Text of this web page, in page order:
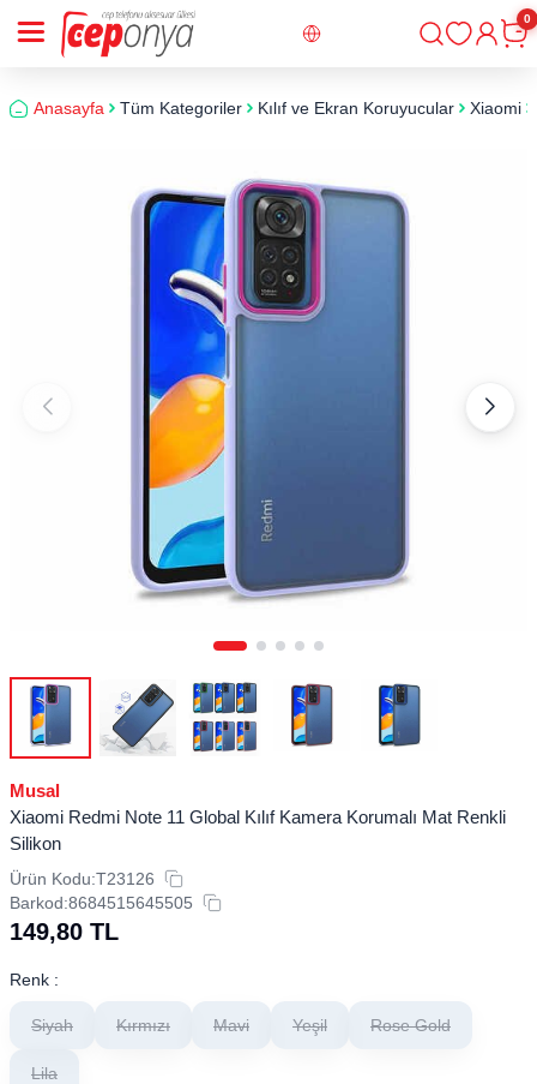
Giriş
0
Anasayfa Tüm Kategoriler Kılıf ve Ekran Koruyucular Xiaomi
Musal
Xiaomi Redmi Note 11 Global Kılıf Kamera Korumalı Mat Renkli
Silikon
Ürün Kodu:T23126
Barkod:8684515645505
149,80 TL
Renk :
Siyah Kırmızı Mavi Yeşil Rose Gold
Lila